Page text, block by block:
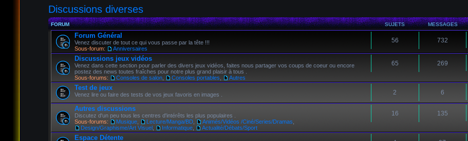
Discussions diverses
FORUM SUJETS MESSAGES
Forum Général
Venez discuter de tout ce qui vous passe par la tête !!!
Sous-forum:
Anniversaires
56 732
Discussions jeux vidéos
Venez dans cette section pour parler des divers jeux vidéos, faites nous partager vos coups de coeur ou encore
postez des news toutes fraîches pour notre plus grand plaisir à tous .
Sous-forums:
Consoles de salon, Consoles portables Autres
65 269
Test de jeux
Venez lire ou faire des tests de vos jeux favoris en images . 2 6
Autres discussions
Discutez d'un peu tous les centres d'intérêts les plus populaires .
Sous-forums:
Musique, Lecture/Manga/BD, Animés/Vidéos /Ciné/Series/Dramas
Design/Graphisme/Art Visuel, Informatique, Actualité/Débats/Sport
16 135
Espace Détente